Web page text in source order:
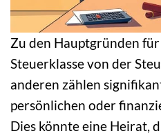
Zu den Hauptgründen
Steuerklasse von der
anderen zählen
persönlichen oder
Dies könnte eine Heirat,